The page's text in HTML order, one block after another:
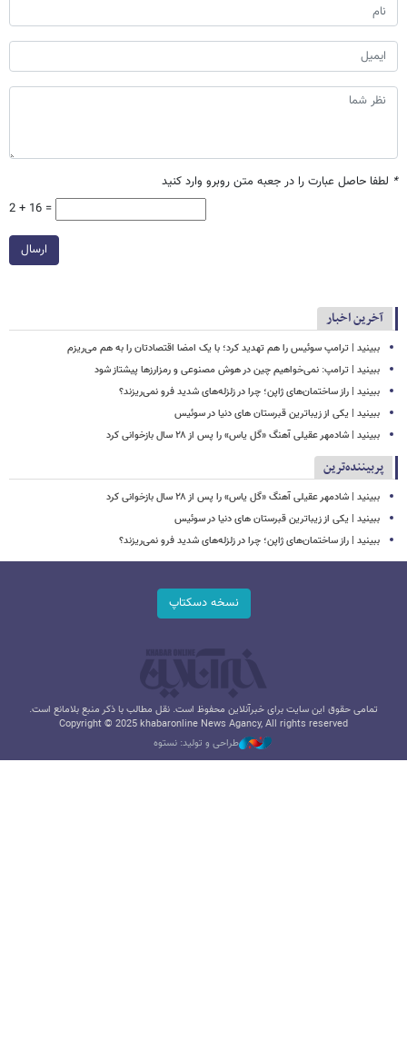
* لطفا حاصل عبارت را در جعبه متن روبرو وارد کنید
2 + 16 =
ارسال
آخرین اخبار
ببینید | ترامپ سوئیس را هم تهدید کرد؛ با یک امضا اقتصادتان را به هم می‌ریزم
ببینید | ترامپ: نمی‌خواهیم چین در هوش مصنوعی و رمزارزها پیشتاز شود
ببینید | راز ساختمان‌های ژاپن؛ چرا در زلزله‌های شدید فرو نمی‌ریزند؟
ببینید | یکی از زیباترین قبرستان های دنیا در سوئیس
ببینید | شادمهر عقیلی آهنگ «گل یاس» را پس از ۲۸ سال بازخوانی کرد
پربیننده‌ترین
ببینید | شادمهر عقیلی آهنگ «گل یاس» را پس از ۲۸ سال بازخوانی کرد
ببینید | یکی از زیباترین قبرستان های دنیا در سوئیس
ببینید | راز ساختمان‌های ژاپن؛ چرا در زلزله‌های شدید فرو نمی‌ریزند؟
نسخه دسکتاپ
تمامی حقوق این سایت برای خبرآنلاین محفوظ است. نقل مطالب با ذکر منبع بلامانع است.
Copyright © 2025 khabaronline News Agancy, All rights reserved
طراحی و تولید: نستوه